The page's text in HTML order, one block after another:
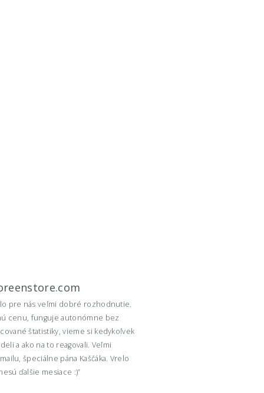
pre nás veľmi dobré rozhodnutie.
cenu, funguje autonómne bez
štatistiky, vieme si kedykoľvek
a ako na to reagovali. Veľmi
špeciálne pána Kaščáka. Vrelo
ďalšie mesiace :)”